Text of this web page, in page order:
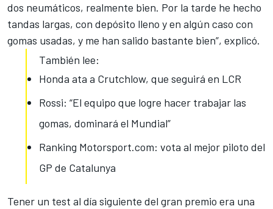
dos neumáticos, realmente bien. Por la tarde he hecho
tandas largas, con depósito lleno y en algún caso con
gomas usadas, y me han salido bastante bien”, explicó.
También lee:
Honda ata a Crutchlow, que seguirá en LCR
Rossi: “El equipo que logre hacer trabajar las
gomas, dominará el Mundial”
Ranking Motorsport.com: vota al mejor piloto del
GP de Catalunya
Tener un test al día siguiente del gran premio era una